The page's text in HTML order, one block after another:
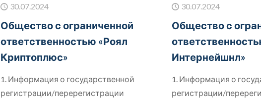
30.07.2024
Общество с ограниченной
ответственностью «Роял
Криптоплюс»
1. Информация о государственной
регистрации/перерегистрации
30.07.2024
Общество с
Интернейшнл»
1. Информация о
регистрации/